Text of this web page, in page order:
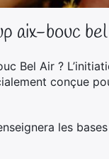
aix-bouc
Bel Air ?
conçue
les